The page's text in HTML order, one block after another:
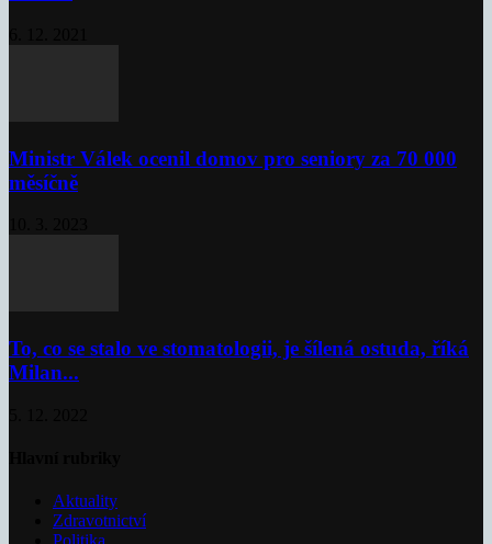
Ministr Válek ocenil domov pro seniory za 70 000
měsíčně
To, co se stalo ve stomatologii, je šílená ostuda, říká
Milan...
Aktuality
Zdravotnictví